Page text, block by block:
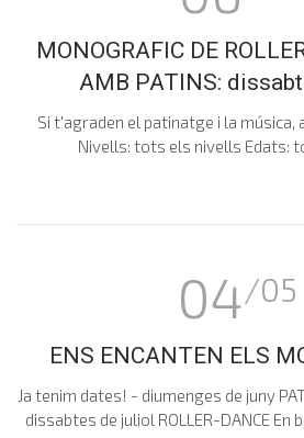
MONOGRAFIC DE
AMB PATINS:
Si t'agraden el patinatge i la música,
Nivells: tots els nivells Edats:
04/05
ENS ENCANTEN ELS
Ja tenim dates! - diumenges de juny
dissabtes de juliol ROLLER-DANCE En